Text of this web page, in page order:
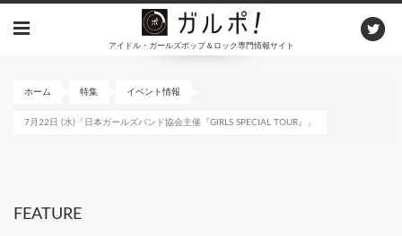
アイドル・ガールズポップ＆ロック専門情報サイト
ホーム 特集 イベント情報
7月22日 (水)「日本ガールズバンド協会主催『GIRLS SPECIAL TOUR』」
FEATURE